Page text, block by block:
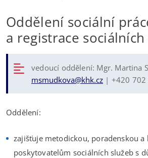
Oddělení sociální
a registrace
vedoucí oddělení: Mgr. Martina
msmudkova@khk.cz | +420 702
Oddělení:
zajišťuje metodickou, poradenskou
poskytovatelům sociálních služeb s